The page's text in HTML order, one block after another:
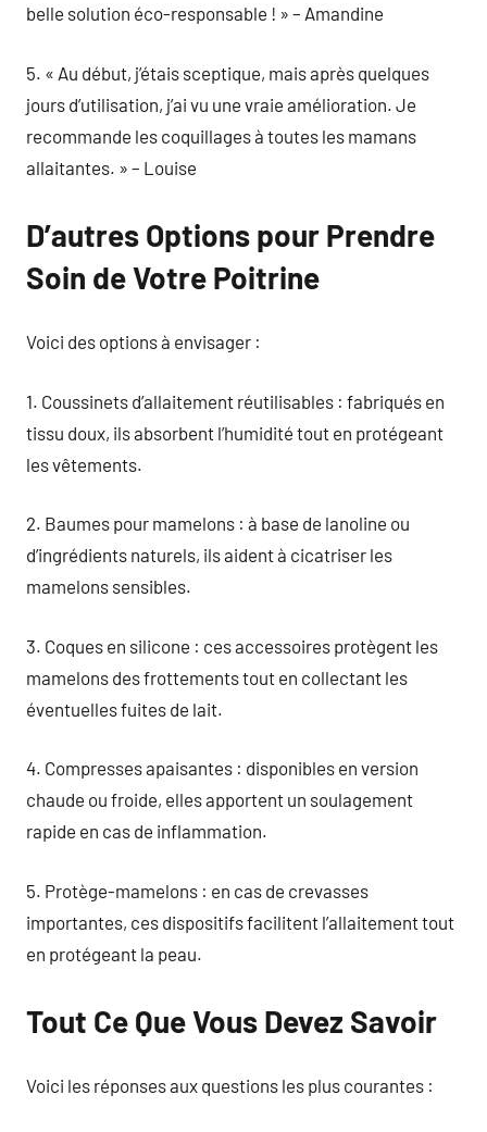
belle solution éco-responsable ! » – Amandine
5. « Au début, j’étais sceptique, mais après quelques
jours d’utilisation, j’ai vu une vraie amélioration. Je
recommande les coquillages à toutes les mamans
allaitantes. » – Louise
D’autres Options pour Prendre
Soin de Votre Poitrine
Voici des options à envisager :
1. Coussinets d’allaitement réutilisables : fabriqués en
tissu doux, ils absorbent l’humidité tout en protégeant
les vêtements.
2. Baumes pour mamelons : à base de lanoline ou
d’ingrédients naturels, ils aident à cicatriser les
mamelons sensibles.
3. Coques en silicone : ces accessoires protègent les
mamelons des frottements tout en collectant les
éventuelles fuites de lait.
4. Compresses apaisantes : disponibles en version
chaude ou froide, elles apportent un soulagement
rapide en cas de inflammation.
5. Protège-mamelons : en cas de crevasses
importantes, ces dispositifs facilitent l’allaitement tout
en protégeant la peau.
Tout Ce Que Vous Devez Savoir
Voici les réponses aux questions les plus courantes :